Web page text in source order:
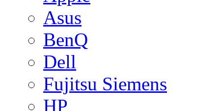
Asus
BenQ
Dell
Fujitsu Siemens
HP